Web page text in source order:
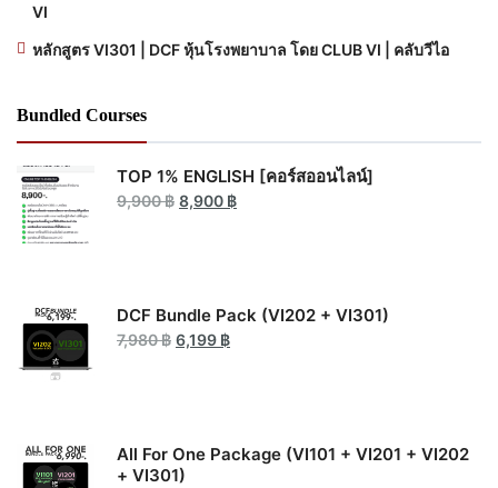
VI
หลักสูตร VI301 | DCF หุ้นโรงพยาบาล โดย CLUB VI | คลับวีไอ
Bundled Courses
TOP 1% ENGLISH [คอร์สออนไลน์]
9,900฿ 8,900 ฿
DCF Bundle Pack (VI202 + VI301)
7,980฿ 6,199 ฿
All For One Package (VI101 + VI201 + VI202
+ VI301)